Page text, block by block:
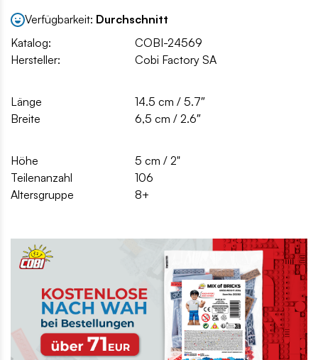
Verfügbarkeit: Durchschnitt
Katalog:
COBI-24569
Hersteller:
Cobi Factory SA
Länge
14.5 cm / 5.7″
Breite
6,5 cm / 2.6″
Höhe
5 cm / 2"
Teilenanzahl
106
Altersgruppe
8+